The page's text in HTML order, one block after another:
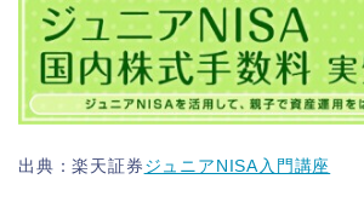
出典：楽天証券ジュニアNISA入門講座